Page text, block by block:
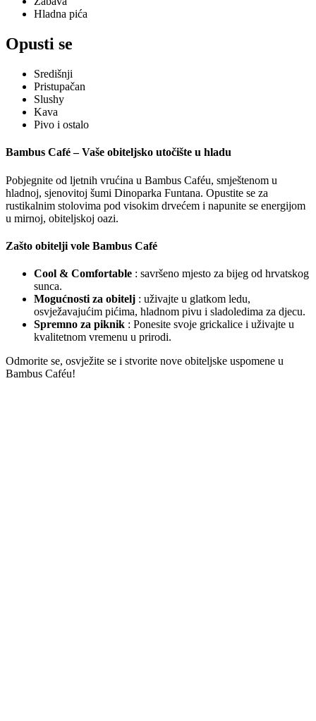
Hladna pića
Opusti se
Središnji
Pristupačan
Slushy
Kava
Pivo i ostalo
Bambus Café – Vaše obiteljsko utočište u hladu
Pobjegnite od ljetnih vrućina u Bambus Caféu, smještenom u
hladnoj, sjenovitoj šumi Dinoparka Funtana. Opustite se za
rustikalnim stolovima pod visokim drvećem i napunite se energijom
u mirnoj, obiteljskoj oazi.
Zašto obitelji vole Bambus Café
Cool & Comfortable : savršeno mjesto za bijeg od hrvatskog
sunca.
Mogućnosti za obitelj : uživajte u glatkom ledu,
osvježavajućim pićima, hladnom pivu i sladoledima za djecu.
Spremno za piknik : Ponesite svoje grickalice i uživajte u
kvalitetnom vremenu u prirodi.
Odmorite se, osvježite se i stvorite nove obiteljske uspomene u
Bambus Caféu!